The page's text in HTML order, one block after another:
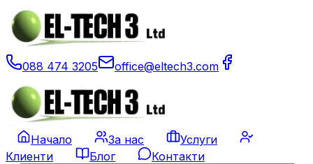
088 474 3205 office@eltech3.com
Начало За нас
Услуги
Клиенти
Блог Контакти